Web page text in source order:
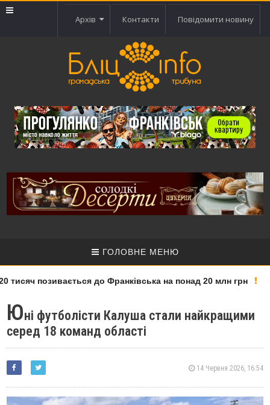
Архів Контакти Повідомити новину
ГОЛОВНЕ МЕНЮ
позивається до Франківська на понад 20 млн грн
Юні футболісти Калуша стали найкращими
серед 18 команд області
14 Червня 2026, 16:54